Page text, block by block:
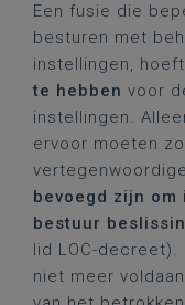
Een fusie die
besturen met
instellingen,
te hebben voor
instellingen.
ervoor moeten
bevoegd zijn om
bestuur
lid LOC-decreet).
niet meer